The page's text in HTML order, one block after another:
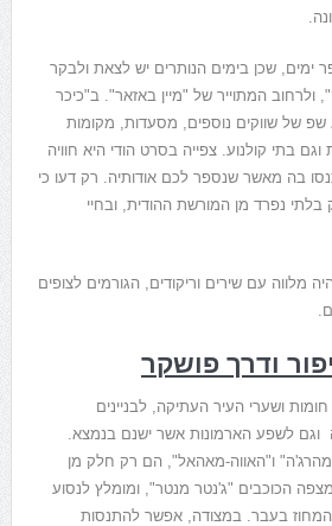
ימים, שכן בימים הנותרים יש לצאת ולבקר
ולרחוב המתוייר של "מיין באזאר". ב"כיכר
שפ של שווקים נוספים, מסעדות, מקומות
וגם בתי קולנוע. צפייה בסרט הודי היא חוויה
בה מאשר שנספר לכם אודותיה. רק דעו כי
בלתי נפרד מן המורשת ההודית, ובחיי
מלווה עם שירים וריקודים, הגורמים לצופים
ודרך פושקר
ושערי העיר העתיקה, לבניינים
וגם לשפע הארמונות אשר ישנם בנמצא.
ו"האווה-מאהאל", הם רק חלק מן
הכוכבים "ג'נטר מנטר", ומומלץ לנסוע
בעבר. במצודה, אפשר להתנסות